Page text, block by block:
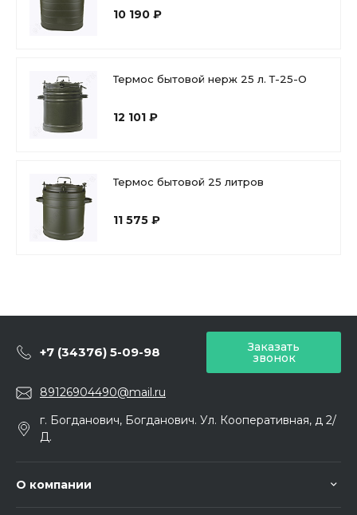
10 190 ₽
Термос бытовой нерж 25 л. Т-25-О
12 101 ₽
Термос бытовой 25 литров
11 575 ₽
+7 (34376) 5-09-98 Заказать
звонок
89126904490@mail.ru
г. Богданович, Богданович. Ул. Кооперативная, д 2/
Д.
О компании